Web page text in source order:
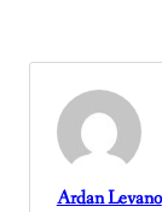
Ardan Levano